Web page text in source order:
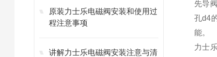
原装力士乐电磁阀安装和使用过
程注意事项
讲解力士乐电磁阀安装注意与清
先导
孔d4
能。
力士